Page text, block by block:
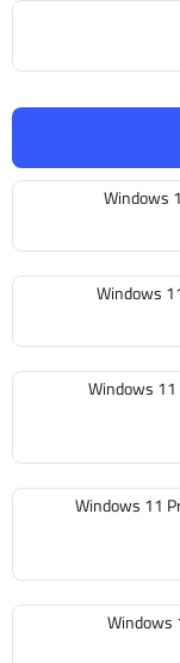
Windows
Windows
Windows
Windows 11
Windows